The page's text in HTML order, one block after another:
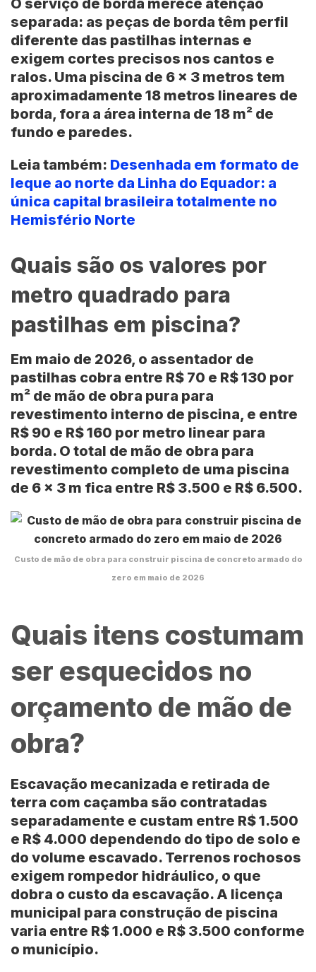
O serviço de borda merece atenção
separada: as peças de borda têm perfil
diferente das pastilhas internas e
exigem cortes precisos nos cantos e
ralos. Uma piscina de 6 x 3 metros tem
aproximadamente 18 metros lineares de
borda, fora a área interna de 18 m² de
fundo e paredes.
Leia também: Desenhada em formato de
leque ao norte da Linha do Equador: a
única capital brasileira totalmente no
Hemisfério Norte
Quais são os valores por
metro quadrado para
pastilhas em piscina?
Em maio de 2026, o assentador de
pastilhas cobra entre R$ 70 e R$ 130 por
m² de mão de obra pura para
revestimento interno de piscina, e entre
R$ 90 e R$ 160 por metro linear para
borda. O total de mão de obra para
revestimento completo de uma piscina
de 6 x 3 m fica entre R$ 3.500 e R$ 6.500.
Custo de mão de obra para construir piscina de concreto armado do
zero em maio de 2026
Quais itens costumam
ser esquecidos no
orçamento de mão de
obra?
Escavação mecanizada e retirada de
terra com caçamba são contratadas
separadamente e custam entre R$ 1.500
e R$ 4.000 dependendo do tipo de solo e
do volume escavado. Terrenos rochosos
exigem rompedor hidráulico, o que
dobra o custo da escavação. A licença
municipal para construção de piscina
varia entre R$ 1.000 e R$ 3.500 conforme
o município.